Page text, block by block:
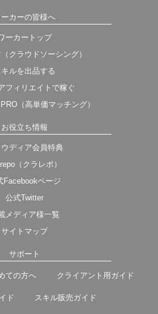
ーカーの皆様へ
ーカートップ
クラウドソーシング）
キルを出品する
フィリエイトで稼ぐ
（高単価マッチング）
お役立ち情報
ディア会員特典
（クラレポ）
Facebookページ
公式Twitter
メディア様一覧
サイトマップ
サポート
ての方へ クライアント用ガイド
ド スキル販売ガイド